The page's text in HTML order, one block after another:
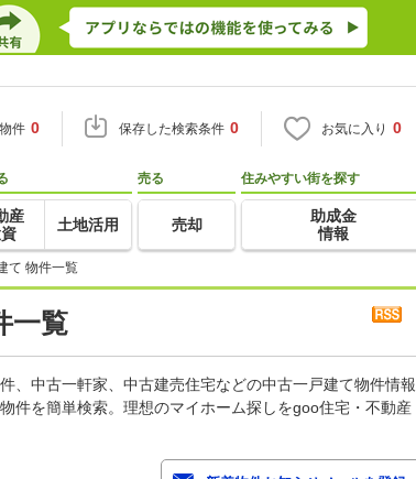
件 0 保存した検索条件 0 お気に入り 0
産
土地活用
売る
売却
住みやすい街を探す
助成金
情報
て 物件一覧
一覧
、中古一軒家、中古建売住宅などの中古一戸建て物件情報
件を簡単検索。理想のマイホーム探しをgoo住宅・不動産